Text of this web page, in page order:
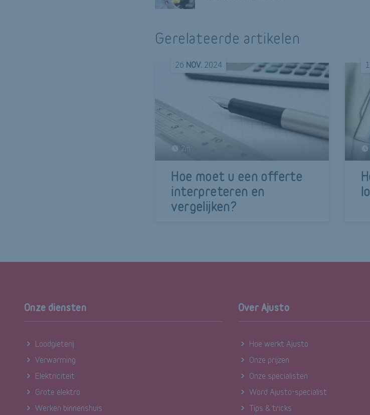
Gerelateerde artikelen
26 NOV. 2024
2m
Hoe moet u een offerte
interpreteren en
vergelijken?
Onze diensten
Loodgieterij
Verwarming
Elektriciteit
Grote elektro
Werken binnenshuis
Over Ajusto
Hoe werkt Ajusto
Onze prijzen
Onze specialisten
Word Ajusto-specialist
Tips & tricks